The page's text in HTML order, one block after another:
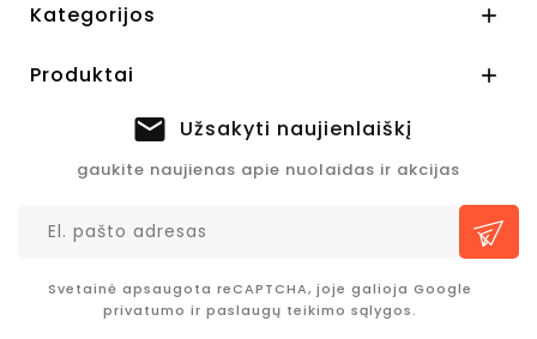
Kategorijos 
Produktai 
Užsakyti naujienlaiškį
gaukite naujienas apie nuolaidas ir akcijas
Svetainė apsaugota reCAPTCHA, joje galioja Google
privatumo ir paslaugų teikimo sąlygos.